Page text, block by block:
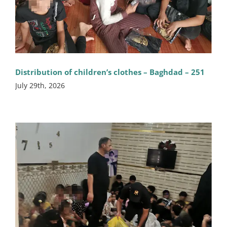
Distribution of children’s clothes – Baghdad – 251
July 29th, 2026